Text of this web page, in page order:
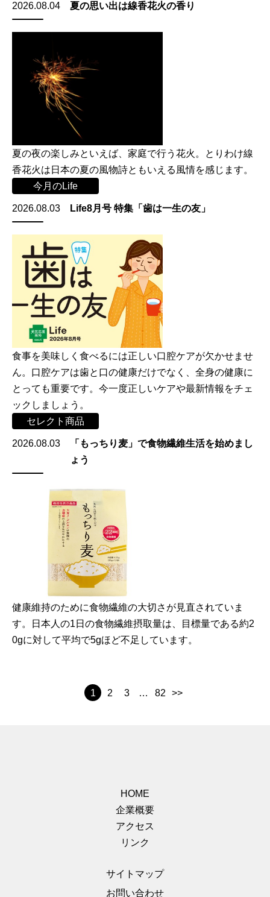
2026.08.04 夏の思い出は線香花火の香り
夏の夜の楽しみといえば、家庭で行う花火。とりわけ線
香花火は日本の夏の風物詩ともいえる風情を感じます。
今月のLife
2026.08.03 Life8月号 特集「歯は一生の友」
食事を美味しく食べるには正しい口腔ケアが欠かせませ
ん。口腔ケアは歯と口の健康だけでなく、全身の健康に
とっても重要です。今一度正しいケアや最新情報をチェ
ックしましょう。
セレクト商品
2026.08.03
「もっちり麦」で食物繊維生活を始めまし
ょう
健康維持のために食物繊維の大切さが見直されていま
す。日本人の1日の食物繊維摂取量は、目標量である約2
0gに対して平均で5gほど不足しています。
1 2 3 … 82 >>
HOME
企業概要
アクセス
リンク
サイトマップ
お問い合わせ